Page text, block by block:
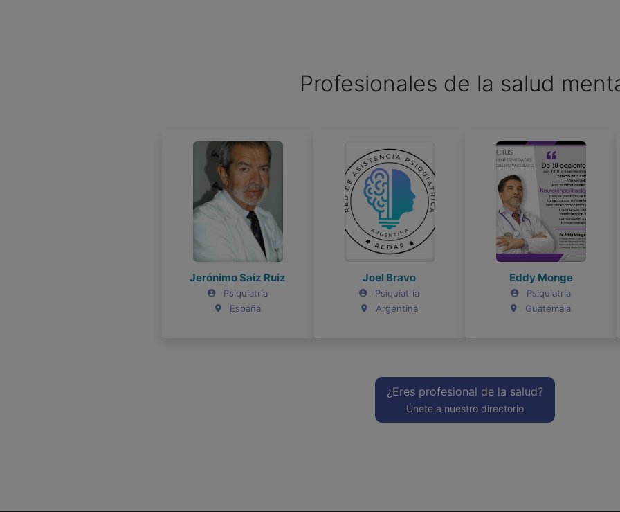
Profesionales de la salud
Jerónimo Saiz Ruiz
Psiquiatría
España
Joel Bravo
Psiquiatría
Argentina
Eddy Monge
Psiquiatría
Guatemala
Joel Bravo
Psiquiatría
Argentina
Eddy Monge
Psiquiatría
Guatemala
¿Eres profesional de la salud?
Únete a nuestro directorio